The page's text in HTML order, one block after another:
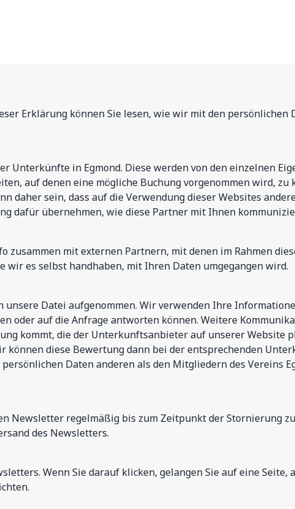
Erklärung können Sie lesen, wie wir mit den
Unterkünfte in Egmond. Diese werden von den einzelnen
auf denen eine mögliche Buchung vorgenommen wird, zu
daher sein, dass auf die Verwendung dieser Websites
dafür übernehmen, wie diese Partner mit Ihnen
zusammen mit externen Partnern, mit denen im Rahmen
wir es selbst handhaben, mit Ihren Daten umgegangen wird.
Datei aufgenommen. Wir verwenden Ihre
oder auf die Anfrage antworten können. Weitere
kommt, die der Unterkunftsanbieter auf unserer Website
diese Bewertung dann bei der entsprechenden
Daten anderen als den Mitgliedern des Vereins
Newsletter regelmäßig bis zum Zeitpunkt der Stornierung
des Newsletters.
Wenn Sie darauf klicken, gelangen Sie auf eine Seite,